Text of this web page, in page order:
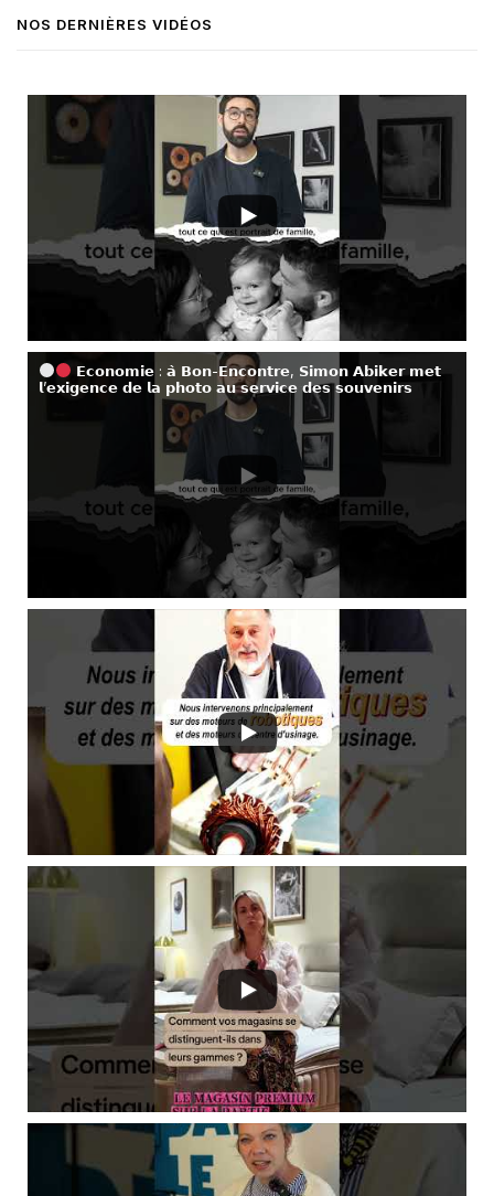
NOS DERNIÈRES VIDÉOS
𝗘𝗰𝗼𝗻𝗼𝗺𝗶𝗲 : 𝗮̀ 𝗕𝗼𝗻-𝗘𝗻𝗰𝗼𝗻𝘁𝗿𝗲, 𝗦𝗶𝗺𝗼𝗻 𝗔𝗯𝗶𝗸𝗲𝗿 𝗺𝗲𝘁
𝗹’𝗲𝘅𝗶𝗴𝗲𝗻𝗰𝗲 𝗱𝗲 𝗹𝗮 𝗽𝗵𝗼𝘁𝗼 𝗮𝘂 𝘀𝗲𝗿𝘃𝗶𝗰𝗲 𝗱𝗲𝘀 𝘀𝗼𝘂𝘃𝗲𝗻𝗶𝗿𝘀